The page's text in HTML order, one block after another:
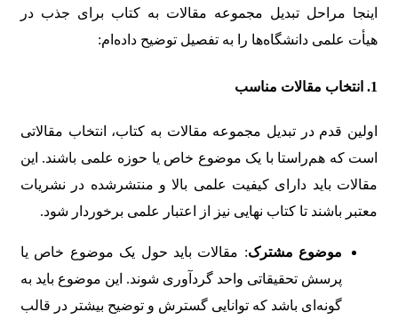
اینجا مراحل تبدیل مجموعه مقالات به کتاب برای جذب در
هیأت علمی دانشگاه‌ها را به تفصیل توضیح داده‌ام:
1. انتخاب مقالات مناسب
اولین قدم در تبدیل مجموعه مقالات به کتاب، انتخاب مقالاتی
است که هم‌راستا با یک موضوع خاص یا حوزه علمی باشند. این
مقالات باید دارای کیفیت علمی بالا و منتشرشده در نشریات
معتبر باشند تا کتاب نهایی نیز از اعتبار علمی برخوردار شود.
موضوع مشترک: مقالات باید حول یک موضوع خاص یا
پرسش تحقیقاتی واحد گردآوری شوند. این موضوع باید به
گونه‌ای باشد که توانایی گسترش و توضیح بیشتر در قالب